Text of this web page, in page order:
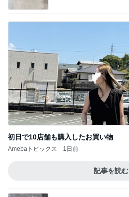
初日で10店舗も購入したお買い物
Amebaトピックス 1日前
記事を読む